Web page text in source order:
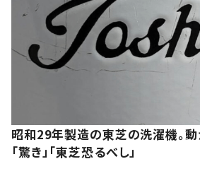
昭和29年製造の東芝の洗濯機。
「驚き」「東芝恐るべし」